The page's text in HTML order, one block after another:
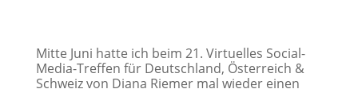
Mitte Juni hatte ich beim 21. Virtuelles Social-
Media-Treffen für Deutschland, Österreich &
Schweiz von Diana Riemer mal wieder einen